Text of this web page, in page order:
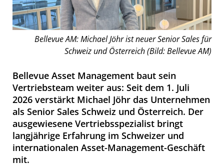
Bellevue AM: Michael Jöhr ist neuer Senior Sales für
Schweiz und Österreich (Bild: Bellevue AM)
Bellevue Asset Management baut sein
Vertriebsteam weiter aus: Seit dem 1. Juli
2026 verstärkt Michael Jöhr das Unternehmen
als Senior Sales Schweiz und Österreich. Der
ausgewiesene Vertriebsspezialist bringt
langjährige Erfahrung im Schweizer und
internationalen Asset-Management-Geschäft
mit.